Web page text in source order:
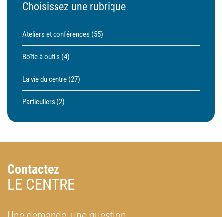
Choisissez une rubrique
Ateliers et conférences (55)
Boîte à outils (4)
La vie du centre (27)
Particuliers (2)
Contactez
LE CENTRE